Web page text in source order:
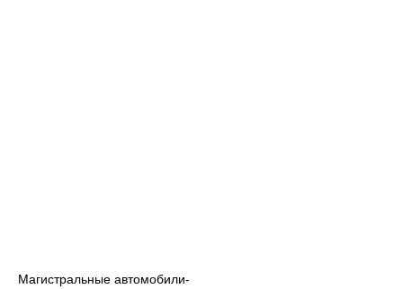
Магистральные автомобили-